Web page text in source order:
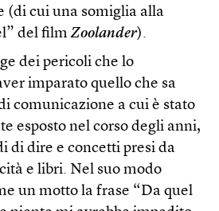
(di cui una somiglia alla
del filmZoolander).
dei pericoli che lo
imparato quello che sa
comunicazione a cui è stato
esposto nel corso degli anni,
di dire e concetti presi da
e libri. Nel suo modo
un motto la frase “Da quel